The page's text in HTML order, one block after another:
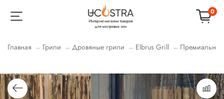
0
Главная Грили Дровяные грили Elbrus Grill